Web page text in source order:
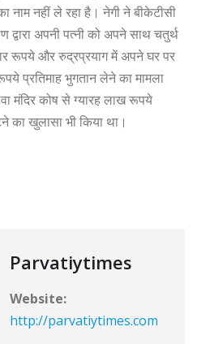
नाम नहीं ले रहा है। नेगी ने बीकेटीसी
अपनी पत्नी को अपने साथ चतुर्थ
रूपये और रुद्रप्रयाग में अपने घर पर
प्रतिमाह भुगतान लेने का मामला
मंदिर कोष से ग्यारह लाख रूपये
का खुलासा भी किया था।
Parvatiytimes
Website:
http://parvatiytimes.com